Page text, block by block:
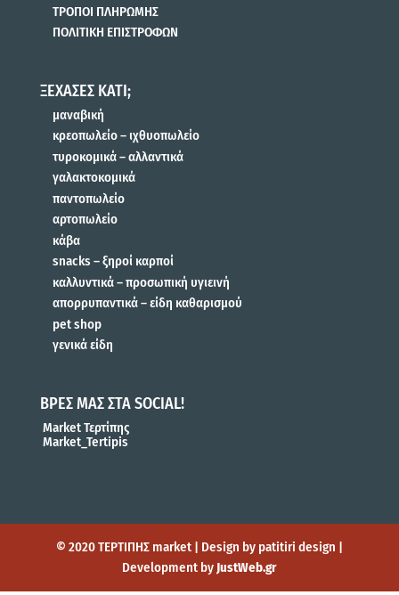
ΤΡΟΠΟΙ ΠΛΗΡΩΜΗΣ
ΠΟΛΙΤΙΚΗ ΕΠΙΣΤΡΟΦΩΝ
ΞΕΧΑΣΕΣ ΚΑΤΙ;
μαναβική
κρεοπωλείο – ιχθυοπωλείο
τυροκομικά – αλλαντικά
γαλακτοκομικά
παντοπωλείο
αρτοπωλείο
κάβα
snacks – ξηροί καρποί
καλλυντικά – προσωπική υγιεινή
απορρυπαντικά – είδη καθαρισμού
pet shop
γενικά είδη
ΒΡΕΣ ΜΑΣ ΣΤΑ SOCIAL!
Market Τερτίπης
Market_Tertipis
© 2020 ΤΕΡΤΙΠΗΣ market | Design by patitiri design |
Development by JustWeb.gr